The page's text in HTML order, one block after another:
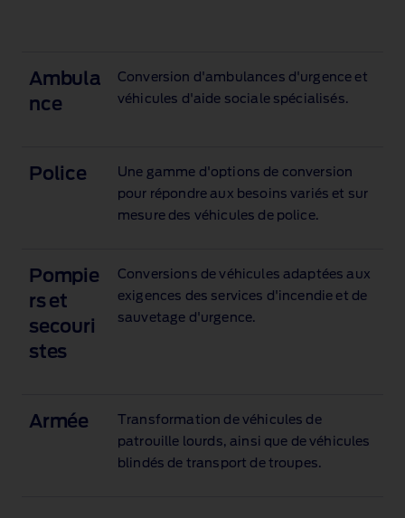
Ambula
nce
Conversion d'ambulances d'urgence et
véhicules d'aide sociale spécialisés.
Police
Une gamme d'options de conversion
pour répondre aux besoins variés et sur
mesure des véhicules de police.
Pompie
rs et
secouri
stes
Conversions de véhicules adaptées aux
exigences des services d'incendie et de
sauvetage d'urgence.
Armée
Transformation de véhicules de
patrouille lourds, ainsi que de véhicules
blindés de transport de troupes.